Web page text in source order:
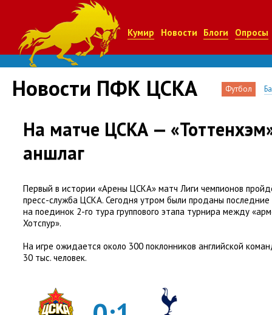
Кумир Новости Блоги Опросы
Новости ПФК ЦСКА Футбол
На матче ЦСКА —
аншлаг
Первый в истории «Арены ЦСКА» матч Лиги чемпионов
пресс-служба ЦСКА. Сегодня утром были проданы
на поединок 2-го тура группового этапа турнира между «
Хотспур».
На игре ожидается около 300 поклонников английской
30 тыс. человек.